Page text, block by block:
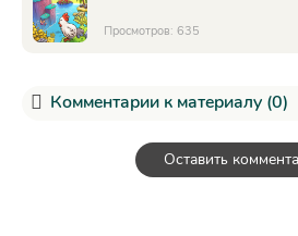
Просмотров: 635
Комментарии к материалу (0)
Оставить